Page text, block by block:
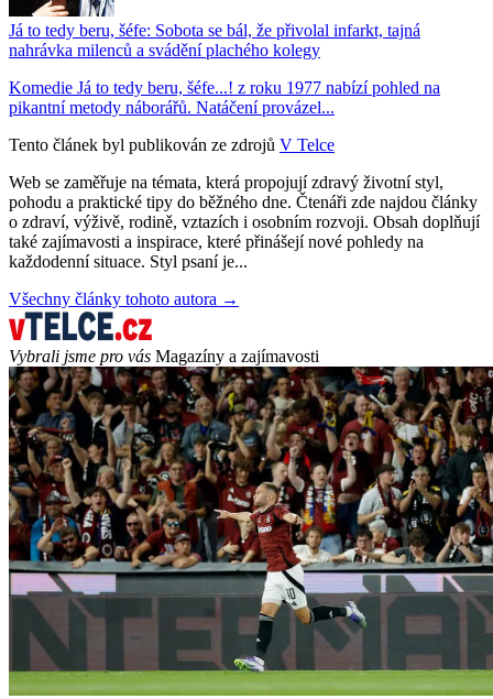
Já to tedy beru, šéfe: Sobota se bál, že přivolal infarkt, tajná
nahrávka milenců a svádění plachého kolegy
Komedie Já to tedy beru, šéfe...! z roku 1977 nabízí pohled na
pikantní metody náborářů. Natáčení provázel...
Tento článek byl publikován ze zdrojů V Telce
Web se zaměřuje na témata, která propojují zdravý životní styl,
pohodu a praktické tipy do běžného dne. Čtenáři zde najdou články
o zdraví, výživě, rodině, vztazích i osobním rozvoji. Obsah doplňují
také zajímavosti a inspirace, které přinášejí nové pohledy na
každodenní situace. Styl psaní je...
Všechny články tohoto autora →
Vybrali jsme pro vás Magazíny a zajímavosti